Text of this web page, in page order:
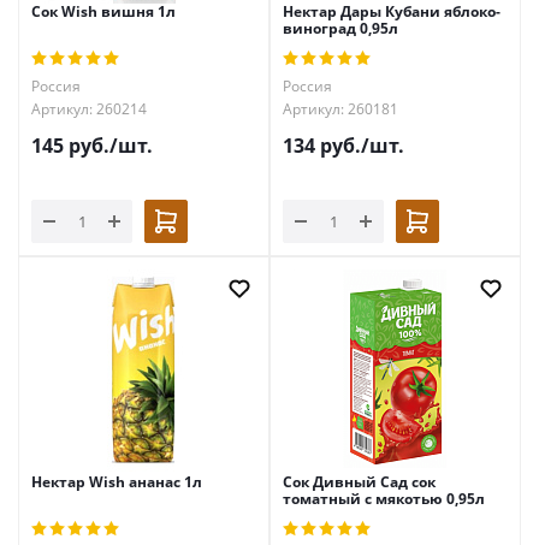
Сок Wish вишня 1л
Россия
Артикул: 260214
145 руб./шт.
Нектар Дары Кубани яблоко-
виноград 0,95л
Россия
Артикул: 260181
134 руб./шт.
Нектар Wish ананас 1л
Сок Дивный Сад сок
томатный с мякотью 0,95л